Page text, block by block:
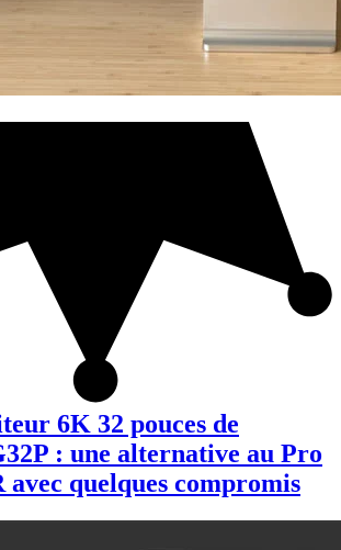
6K 32 pouces de
: une alternative au Pro
quelques compromis